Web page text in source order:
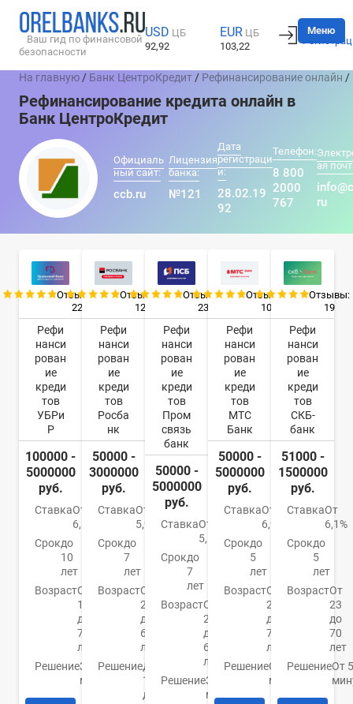
Ваш гид по финансовой
безопасности
USD ЦБ
92,92
EUR ЦБ
103,22
Вход
Меню
На главную / Банк ЦентроКредит / Рефинансирование онлайн /
Рефинансирование кредита онлайн в
Банк ЦентроКредит
Официаль
ный сайт:
ccb.ru
Лицензия
банка:
№121
Дата
регистраци
и:
28.02.19
92
Телефон:
8 800
2000
767
ая
ru
Отзывы:
22
Рефи
нанси
рован
ие
креди
тов
УБРи
Р
100000 -
5000000
руб.
СтавкаОт
6,3%
Срокдо
10
лет
ВозрастОт
19
до
75
лет
РешениеЗа 15
минут
Отзывы:
12
Рефи
нанси
рован
ие
креди
тов
Росба
нк
50000 -
3000000
руб.
СтавкаОт
5,9%
Срокдо
7
лет
ВозрастОт
22
до
65
лет
РешениеДо
1
дня
Отзывы:
23
Рефи
нанси
рован
ие
креди
тов
Пром
связь
банк
50000 -
5000000
руб.
СтавкаОт
5,5%
Срокдо
7
лет
ВозрастОт
23
до
65
лет
РешениеЗа 5
минут
Отзывы:
10
Рефи
нанси
рован
ие
креди
тов
МТС
Банк
50000 -
5000000
руб.
СтавкаОт
6,9%
Срокдо
5
лет
ВозрастОт
20
до
70
лет
РешениеОт 15
минут
Отзывы:
19
Рефи
нанси
рован
ие
креди
тов
СКБ-
банк
51000 -
1500000
руб.
СтавкаОт
6,1%
Срокдо
5
лет
ВозрастОт
23
до
70
лет
РешениеОт 5